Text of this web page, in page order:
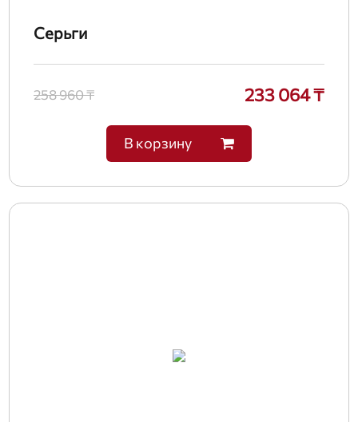
Серьги
258 960 ₸ 233 064 ₸
В корзину